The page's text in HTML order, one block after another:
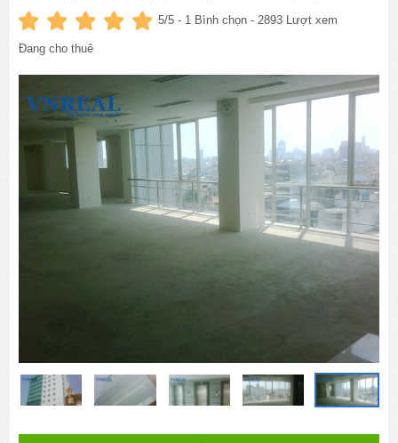
5/5 - 1 Bình chọn - 2893 Lượt xem
Đang cho thuê